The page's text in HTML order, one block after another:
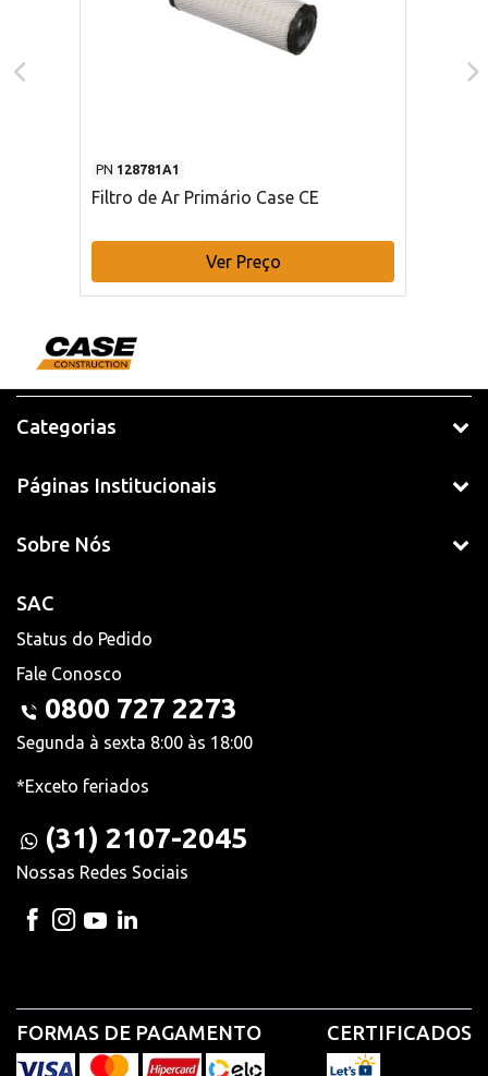
PN 128781A1
Filtro de Ar Primário Case CE
Ver Preço
Categorias
Páginas Institucionais
Sobre Nós
SAC
Status do Pedido
Fale Conosco
0800 727 2273
Segunda à sexta 8:00 às 18:00
*Exceto feriados
(31) 2107-2045
Nossas Redes Sociais
FORMAS DE PAGAMENTO CERTIFICADOS